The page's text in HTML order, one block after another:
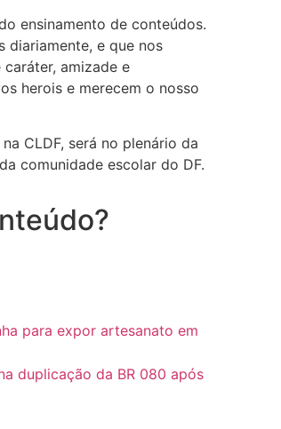
ensinamento de conteúdos.
diariamente, e que nos
amizade e
herois e merecem o nosso
CLDF, será no plenário da
comunidade escolar do DF.
para expor artesanato em
duplicação da BR 080 após